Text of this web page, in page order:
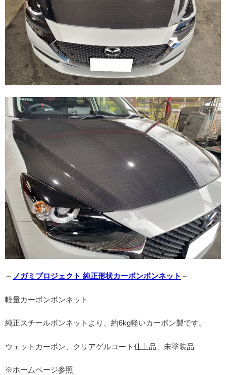
～ ノガミプロジェクト 純正形状カーボンボンネット ～
軽量カーボンボンネット
純正スチールボンネットより、約6kg軽いカーボン製です。
ウェットカーボン、クリアゲルコート仕上品、未塗装品
※ホームページ参照